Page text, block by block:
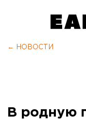
← НОВОСТИ
В родную